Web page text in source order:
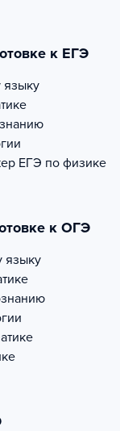
к ЕГЭ
языку
ЕГЭ по физике
к ОГЭ
языку